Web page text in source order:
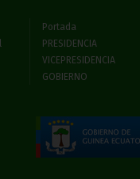
Portada
PRESIDENCIA
VICEPRESIDENCIA
GOBIERNO